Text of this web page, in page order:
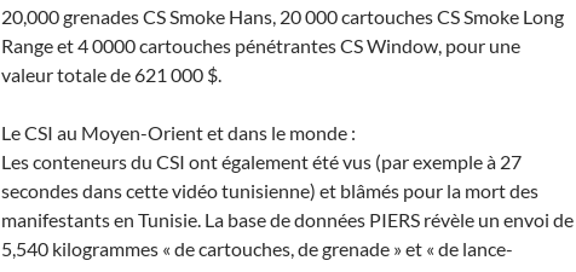
20,000 grenades CS Smoke Hans, 20 000 cartouches CS Smoke Long
Range et 4 0000 cartouches pénétrantes CS Window, pour une
valeur totale de 621 000 $.
Le CSI au Moyen-Orient et dans le monde :
Les conteneurs du CSI ont également été vus (par exemple à 27
secondes dans cette vidéo tunisienne) et blâmés pour la mort des
manifestants en Tunisie. La base de données PIERS révèle un envoi de
5,540 kilogrammes « de cartouches, de grenade » et « de lance-